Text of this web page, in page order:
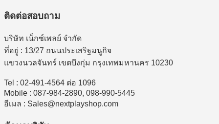
ติดต่อสอบถาม
บริษัท เน็กซ์เพลย์ จำกัด
ที่อยู่ : 13/27 ถนนประเสริฐมนูกิจ
แขวงนวลจันทร์ เขตบึงกุ่ม กรุงเทพมหานคร 10230
Tel : 02-491-4564 ต่อ 1096
Mobile : 087-984-2890, 098-990-5445
อีเมล : Sales@nextplayshop.com